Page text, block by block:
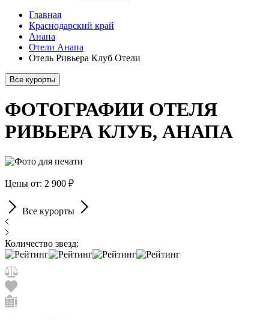
Главная
Краснодарский край
Анапа
Отели Анапа
Отель Ривьера Клуб Отели
Все курорты
ФОТОГРАФИИ ОТЕЛЯ
РИВЬЕРА КЛУБ, АНАПА
Цены от: 2 900 ₽
Все курорты
Количество звезд: